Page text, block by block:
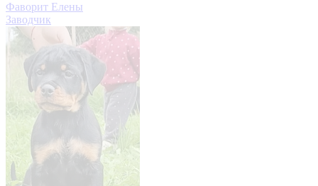
Фаворит Елены
Заводчик